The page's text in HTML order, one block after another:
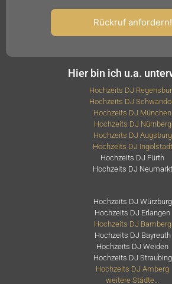
Hier bin ich u.a.
Hochzeits DJ
Hochzeits DJ
Hochzeits DJ München
Hochzeits DJ Nürnberg
Hochzeits DJ Augsburg
Hochzeits DJ Ingolstadt
Hochzeits DJ Fürth
Hochzeits DJ Neumarkt
Hochzeits DJ Würzburg
Hochzeits DJ Erlangen
Hochzeits DJ Bamberg
Hochzeits DJ Bayreuth
Hochzeits DJ Weiden
Hochzeits DJ Straubing
Hochzeits DJ Amberg
weitere Städte…